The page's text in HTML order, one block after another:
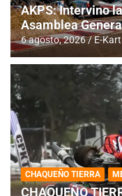
AKPS: Intervino
Asamblea
6 agosto, 2026 E-Kart
CHAQUEÑO TIERRA
CHAQUEÑO